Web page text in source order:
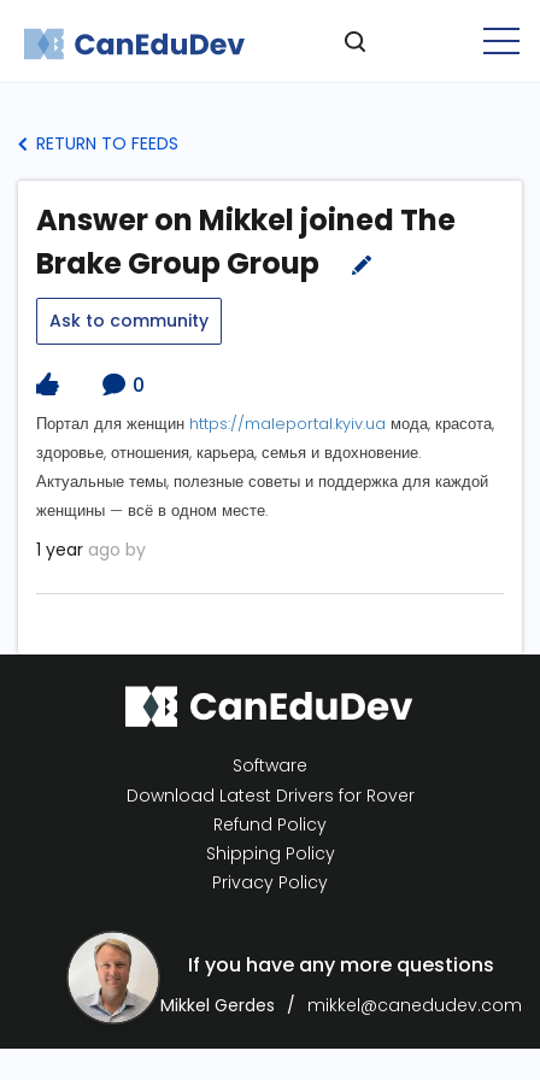
RETURN TO FEEDS
Answer on Mikkel joined The
Brake Group Group
Ask to community
0
Портал для женщин https://maleportal.kyiv.ua мода, красота,
здоровье, отношения, карьера, семья и вдохновение.
Актуальные темы, полезные советы и поддержка для каждой
женщины — всё в одном месте.
1 year ago by
Software
Download Latest Drivers for Rover
Refund Policy
Shipping Policy
Privacy Policy
If you have any more questions
Mikkel Gerdes mikkel@canedudev.com